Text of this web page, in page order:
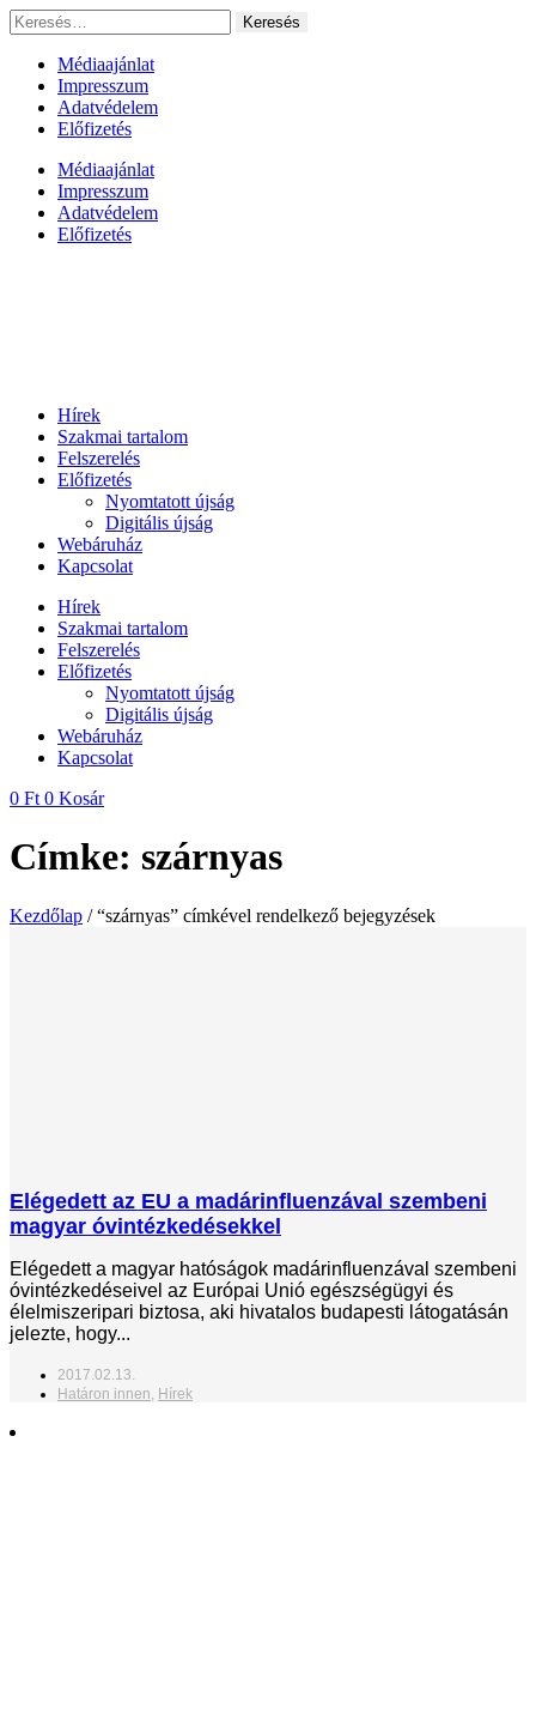
Ugrás
a
tartalomhoz
Keresés:
Médiaajánlat
Impresszum
Adatvédelem
Előfizetés
Médiaajánlat
Impresszum
Adatvédelem
Előfizetés
Hírek
Szakmai tartalom
Felszerelés
Előfizetés
Nyomtatott újság
Digitális újság
Webáruház
Kapcsolat
Hírek
Szakmai tartalom
Felszerelés
Előfizetés
Nyomtatott újság
Digitális újság
Webáruház
Kapcsolat
0 Ft 0 Kosár
Címke: szárnyas
Kezdőlap / “szárnyas” címkével rendelkező bejegyzések
Elégedett az EU a madárinfluenzával szembeni
magyar óvintézkedésekkel
Elégedett a magyar hatóságok madárinfluenzával szembeni
óvintézkedéseivel az Európai Unió egészségügyi és
élelmiszeripari biztosa, aki hivatalos budapesti látogatásán
jelezte, hogy...
2017.02.13.
Határon innen, Hírek